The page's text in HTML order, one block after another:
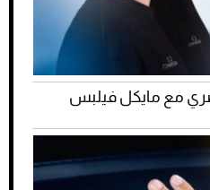
مع مايكل فيلبس